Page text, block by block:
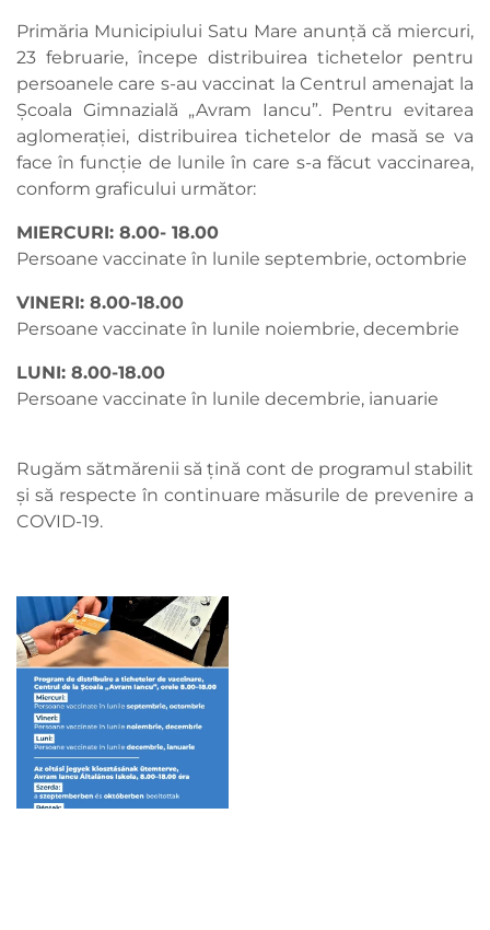
Primăria Municipiului Satu Mare anunță că miercuri,
23 februarie, începe distribuirea tichetelor pentru
persoanele care s-au vaccinat la Centrul amenajat la
Școala Gimnazială „Avram Iancu”. Pentru evitarea
aglomerației, distribuirea tichetelor de masă se va
face în funcție de lunile în care s-a făcut vaccinarea,
conform graficului următor:
MIERCURI: 8.00- 18.00
Persoane vaccinate în lunile septembrie, octombrie
VINERI: 8.00-18.00
Persoane vaccinate în lunile noiembrie, decembrie
LUNI: 8.00-18.00
Persoane vaccinate în lunile decembrie, ianuarie
Rugăm sătmărenii să țină cont de programul stabilit
și să respecte în continuare măsurile de prevenire a
COVID-19.